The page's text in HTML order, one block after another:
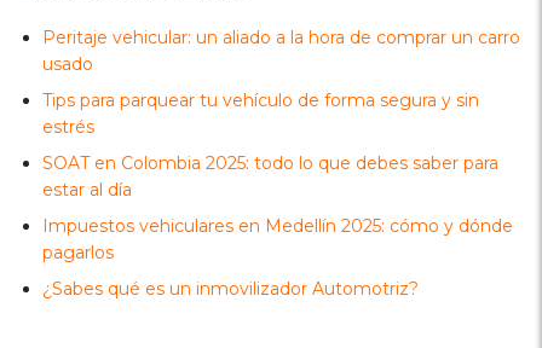
Peritaje vehicular: un aliado a la hora de comprar un carro
usado
Tips para parquear tu vehículo de forma segura y sin
estrés
SOAT en Colombia 2025: todo lo que debes saber para
estar al día
Impuestos vehiculares en Medellín 2025: cómo y dónde
pagarlos
¿Sabes qué es un inmovilizador Automotriz?